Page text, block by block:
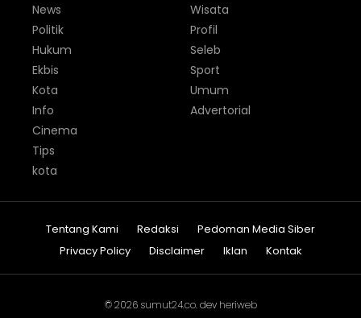
News
Politik
Hukum
Ekbis
Kota
Info
Wisata
Profil
Seleb
Sport
Umum
Advertorial
Cinema
Tips
kota
Tentang Kami Redaksi
Pedoman Media Siber
Privacy Policy
Disclaimer Iklan Kontak
© 2026 sumut24.co. dev heriweb